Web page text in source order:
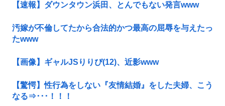
【速報】ダウンタウン浜田、とんでもない発言www
汚嫁が不倫してたから合法的かつ最高の屈辱を与えたっ
たwww
【画像】ギャルJSりりぴ(12)、近影www
【驚愕】性行為をしない『友情結婚』をした夫婦、こう
なる⇒･･･！！！